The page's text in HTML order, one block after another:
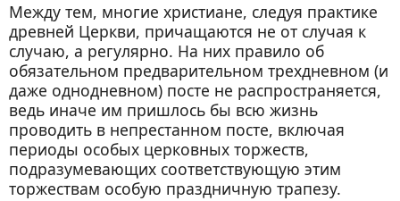
Между тем, многие христиане, следуя практике
древней Церкви, причащаются не от случая к
случаю, а регулярно. На них правило об
обязательном предварительном трехдневном (и
даже однодневном) посте не распространяется,
ведь иначе им пришлось бы всю жизнь
проводить в непрестанном посте, включая
периоды особых церковных торжеств,
подразумевающих соответствующую этим
торжествам особую праздничную трапезу.